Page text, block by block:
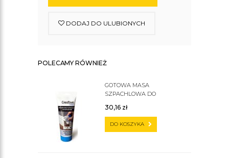
DODAJ DO ULUBIONYCH
POLECAMY RÓWNIEŻ
GOTOWA MASA
SZPACHLOWA DO
30,16 zł
DO KOSZYKA